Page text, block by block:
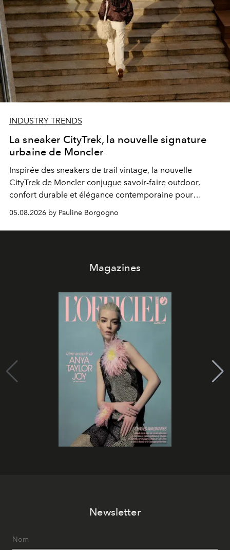
INDUSTRY TRENDS
La sneaker CityTrek, la nouvelle signature
urbaine de Moncler
Inspirée des sneakers de trail vintage, la nouvelle
CityTrek de Moncler conjugue savoir-faire outdoor,
confort durable et élégance contemporaine pour
accompagner les explorations du quotidien.
05.08.2026 by Pauline Borgogno
Magazines
Newsletter